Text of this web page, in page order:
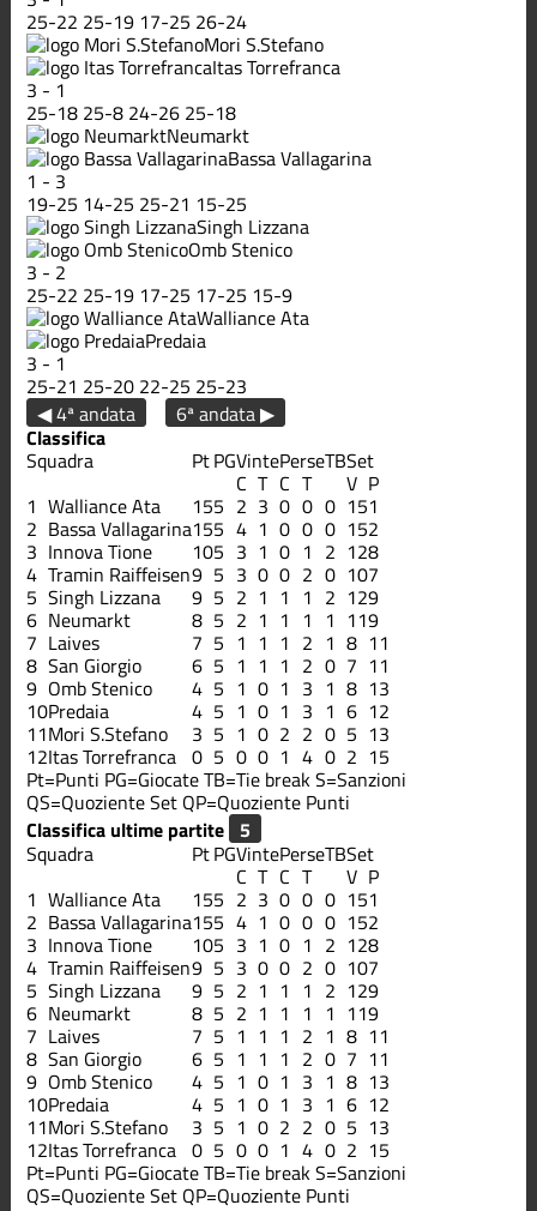
25-22 25-19 17-25 26-24
Mori S.Stefano
Itas Torrefranca
3 - 1
25-18 25-8 24-26 25-18
Neumarkt
Bassa Vallagarina
1 - 3
19-25 14-25 25-21 15-25
Singh Lizzana
Omb Stenico
3 - 2
25-22 25-19 17-25 17-25 15-9
Walliance Ata
Predaia
3 - 1
25-21 25-20 22-25 25-23
◀ 4ª andata
6ª andata ▶
Classifica
Squadra PtPGVintePerseTBSet
C T C T V P
1 Walliance Ata 155 2 3 0 0 0 151
2 Bassa Vallagarina155 4 1 0 0 0 152
3 Innova Tione 105 3 1 0 1 2 128
4 Tramin Raiffeisen9 5 3 0 0 2 0 107
5 Singh Lizzana 9 5 2 1 1 1 2 129
6 Neumarkt 8 5 2 1 1 1 1 119
7 Laives 7 5 1 1 1 2 1 8 11
8 San Giorgio 6 5 1 1 1 2 0 7 11
9 Omb Stenico 4 5 1 0 1 3 1 8 13
10Predaia 4 5 1 0 1 3 1 6 12
11Mori S.Stefano 3 5 1 0 2 2 0 5 13
12Itas Torrefranca 0 5 0 0 1 4 0 2 15
Pt=Punti PG=GiocateTB=Tie breakS=Sanzioni
QS=Quoziente Set QP=Quoziente Punti
Classifica ultime partite
Squadra
PtPGVintePerseTBSet
C T C T V P
1 Walliance Ata 155 2 3 0 0 0 151
2 Bassa Vallagarina155 4 1 0 0 0 152
3 Innova Tione 105 3 1 0 1 2 128
4 Tramin Raiffeisen9 5 3 0 0 2 0 107
5 Singh Lizzana 9 5 2 1 1 1 2 129
6 Neumarkt 8 5 2 1 1 1 1 119
7 Laives 7 5 1 1 1 2 1 8 11
8 San Giorgio 6 5 1 1 1 2 0 7 11
9 Omb Stenico 4 5 1 0 1 3 1 8 13
10Predaia 4 5 1 0 1 3 1 6 12
11Mori S.Stefano 3 5 1 0 2 2 0 5 13
12Itas Torrefranca 0 5 0 0 1 4 0 2 15
Pt=Punti PG=GiocateTB=Tie breakS=Sanzioni
QS=Quoziente Set QP=Quoziente Punti